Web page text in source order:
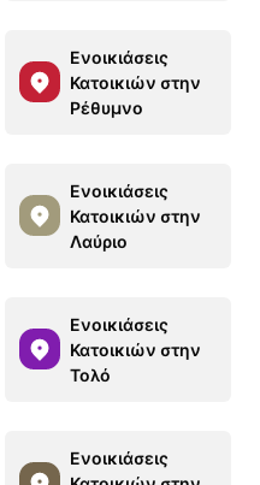
Ενοικιάσεις
Κατοικιών στην
Ρέθυμνο
Ενοικιάσεις
Κατοικιών στην
Λαύριο
Ενοικιάσεις
Κατοικιών στην
Τολό
Ενοικιάσεις